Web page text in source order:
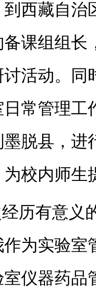
西藏自治
课组组长
活动。同
日常管理
脱县，
校内师生
历有意义
为实验
仪器药